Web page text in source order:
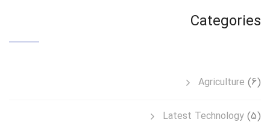
Categories
Agriculture (6)
Latest Technology (5)